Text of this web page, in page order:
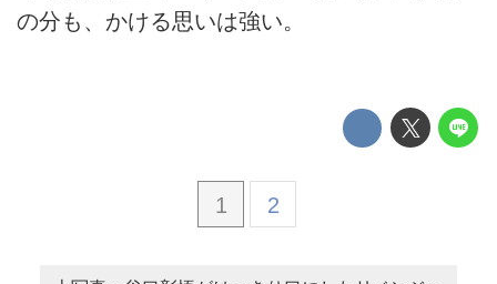
の分も、かける思いは強い。
1 2